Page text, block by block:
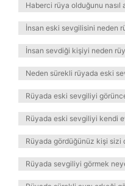
Haberci rüya olduğunu nasıl
İnsan eski sevgilisini neden
İnsan sevdiği kişiyi neden
Neden sürekli rüyada eski
Rüyada eski sevgiliyi
Rüyada eski sevgiliyi kendi
Rüyada gördüğünüz kişi sizi
Rüyada sevgiliyi görmek